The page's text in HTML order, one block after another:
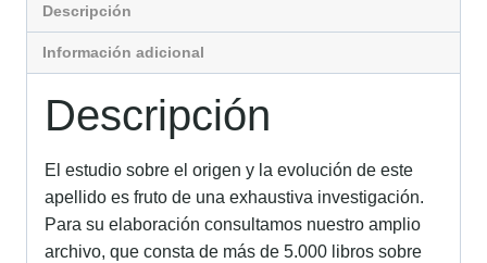
Descripción
Información adicional
Descripción
El estudio sobre el origen y la evolución de este
apellido es fruto de una exhaustiva investigación.
Para su elaboración consultamos nuestro amplio
archivo, que consta de más de 5.000 libros sobre